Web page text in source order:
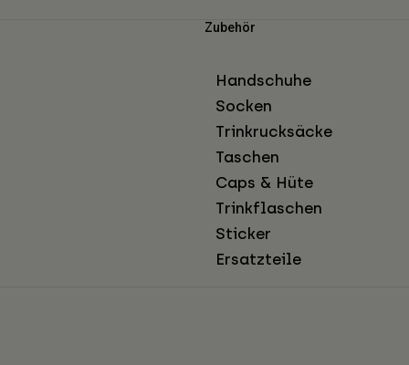
Zubehör
Handschuhe
Socken
Trinkrucksäcke
Taschen
Caps & Hüte
Trinkflaschen
Sticker
Ersatzteile